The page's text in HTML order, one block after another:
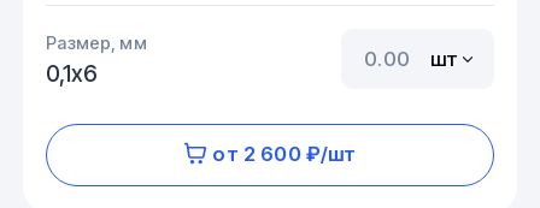
Размер, мм
0,1х6
шт
от 2 600 ₽/шт